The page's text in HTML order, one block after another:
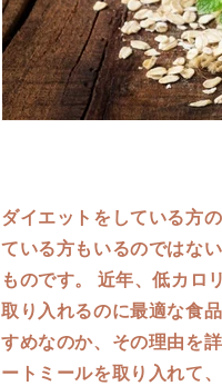
ダイエットをしている方
ている方もいるのではな
ものです。 近年、低カロ
取り入れるのに最適な食
すめなのか、その理由を
ートミールを取り入れて